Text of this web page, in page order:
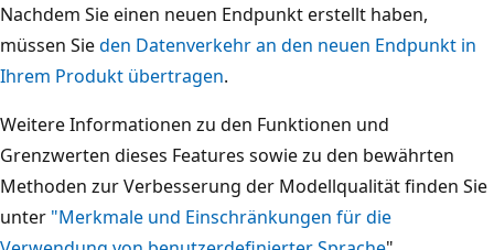
Nachdem Sie einen neuen Endpunkt erstellt haben,
müssen Sieden Datenverkehr an den neuen Endpunkt in
Ihrem Produkt übertragen.
Weitere Informationen zu den Funktionen und
Grenzwerten dieses Features sowie zu den bewährten
Methoden zur Verbesserung der Modellqualität finden Sie
unter "Merkmale und Einschränkungen für die